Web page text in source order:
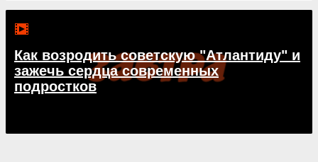
Как возродить советскую "Атлантиду" и
зажечь сердца современных
подростков